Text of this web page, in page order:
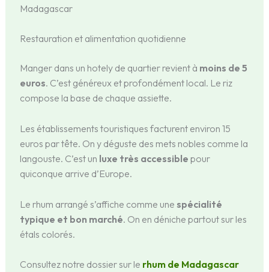
Restauration et alimentation quotidienne
Manger dans un hotely de quartier revient à moins de 5
euros. C’est généreux et profondément local. Le riz
compose la base de chaque assiette.
Les établissements touristiques facturent environ 15
euros par tête. On y déguste des mets nobles comme la
langouste. C’est un luxe très accessible pour
quiconque arrive d’Europe.
Le rhum arrangé s’affiche comme une spécialité
typique et bon marché. On en déniche partout sur les
étals colorés.
Consultez notre dossier sur le rhum de Madagascar